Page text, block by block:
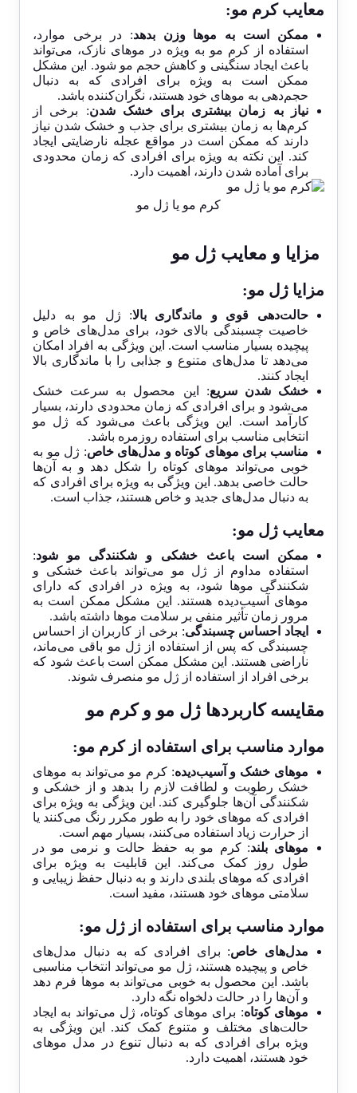
معایب کرم مو:
ممکن است به موها وزن بدهد: در برخی موارد،
استفاده از کرم مو به ویژه در موهای نازک، می‌تواند
باعث ایجاد سنگینی و کاهش حجم مو شود. این مشکل
ممکن است به ویژه برای افرادی که به دنبال
حجم‌دهی به موهای خود هستند، نگران‌کننده باشد.
نیاز به زمان بیشتری برای خشک شدن: برخی از
کرم‌ها به زمان بیشتری برای جذب و خشک شدن نیاز
دارند که ممکن است در مواقع عجله نارضایتی ایجاد
کند. این نکته به ویژه برای افرادی که زمان محدودی
برای آماده شدن دارند، اهمیت دارد.
کرم مو یا ژل مو
مزایا و معایب ژل مو
مزایا ژل مو:
حالت‌دهی قوی و ماندگاری بالا: ژل مو به دلیل
خاصیت چسبندگی بالای خود، برای مدل‌های خاص و
پیچیده بسیار مناسب است. این ویژگی به افراد امکان
می‌دهد تا مدل‌های متنوع و جذابی را با ماندگاری بالا
ایجاد کنند.
خشک شدن سریع: این محصول به سرعت خشک
می‌شود و برای افرادی که زمان محدودی دارند، بسیار
کارآمد است. این ویژگی باعث می‌شود که ژل مو
انتخابی مناسب برای استفاده روزمره باشد.
مناسب برای موهای کوتاه و مدل‌های خاص: ژل مو به
خوبی می‌تواند موهای کوتاه را شکل دهد و به آن‌ها
حالت خاصی بدهد. این ویژگی به ویژه برای افرادی که
به دنبال مدل‌های جدید و خاص هستند، جذاب است.
معایبژل مو:
ممکن است باعث خشکی و شکنندگی مو شود:
استفاده مداوم از ژل مو می‌تواند باعث خشکی و
شکنندگی موها شود، به ویژه در افرادی که دارای
موهای آسیب‌دیده هستند. این مشکل ممکن است به
مرور زمان تأثیر منفی بر سلامت موها داشته باشد.
ایجاد احساس چسبندگی: برخی از کاربران از احساس
چسبندگی که پس از استفاده از ژل مو باقی می‌ماند،
ناراضی هستند. این مشکل ممکن است باعث شود که
برخی افراد از استفاده از ژل مو منصرف شوند.
مقایسه کاربردها ژل مو و کرم مو
موارد مناسب برای استفاده از کرم مو:
موهای خشک و آسیب‌دیده: کرم مو می‌تواند به موهای
خشک رطوبت و لطافت لازم را بدهد و از خشکی و
شکنندگی آن‌ها جلوگیری کند. این ویژگی به ویژه برای
افرادی که موهای خود را به طور مکرر رنگ می‌کنند یا
از حرارت زیاد استفاده می‌کنند، بسیار مهم است.
موهای بلند: کرم مو به حفظ حالت و نرمی مو در
طول روز کمک می‌کند. این قابلیت به ویژه برای
افرادی که موهای بلندی دارند و به دنبال حفظ زیبایی و
سلامتی موهای خود هستند، مفید است.
موارد مناسب برای استفاده از ژل مو:
مدل‌های خاص: برای افرادی که به دنبال مدل‌های
خاص و پیچیده هستند، ژل مو می‌تواند انتخاب مناسبی
باشد. این محصول به خوبی می‌تواند به موها فرم دهد
و آن‌ها را در حالت دلخواه نگه دارد.
موهای کوتاه: برای موهای کوتاه، ژل می‌تواند به ایجاد
حالت‌های مختلف و متنوع کمک کند. این ویژگی به
ویژه برای افرادی که به دنبال تنوع در مدل موهای
خود هستند، اهمیت دارد.